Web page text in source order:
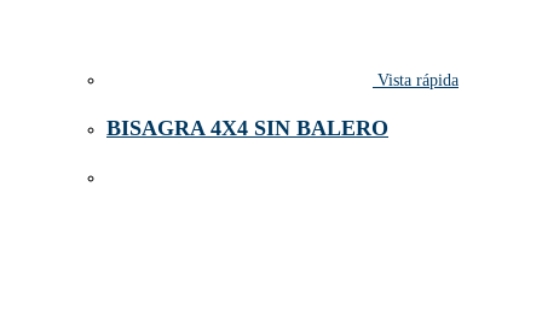
Vista rápida
BISAGRA 4X4 SIN BALERO